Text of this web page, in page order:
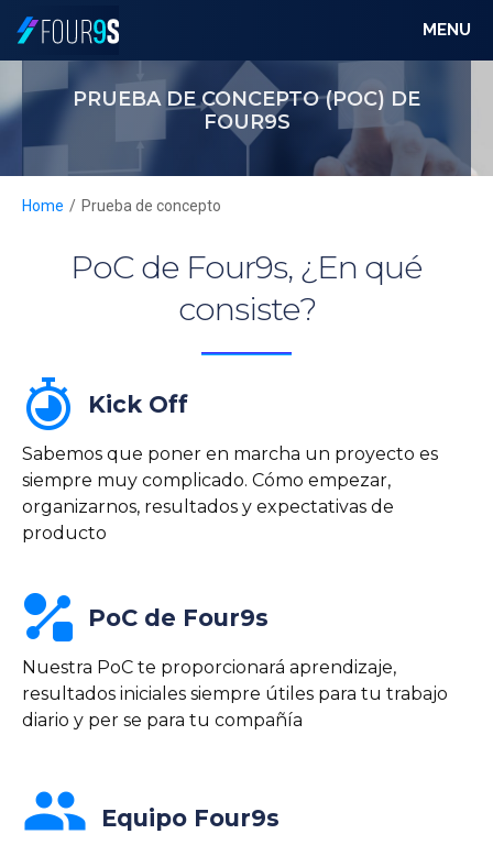
MENU
CLIENTES
PARTNERS
RECURSOS
SOBRE FOUR9S
POC FOUR9S
PRUEBA DE CONCEPTO (POC) DE
FOUR9S
Home / Prueba de concepto
PoC de Four9s, ¿En qué
consiste?
Kick Off
Sabemos que poner en marcha un proyecto es
siempre muy complicado. Cómo empezar,
organizarnos, resultados y expectativas de
producto
shape_line PoC de Four9s
Nuestra PoC te proporcionará aprendizaje,
resultados iniciales siempre útiles para tu trabajo
diario y per se para tu compañía
group Equipo Four9s